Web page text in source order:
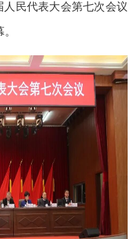
民代表大会第七次会议